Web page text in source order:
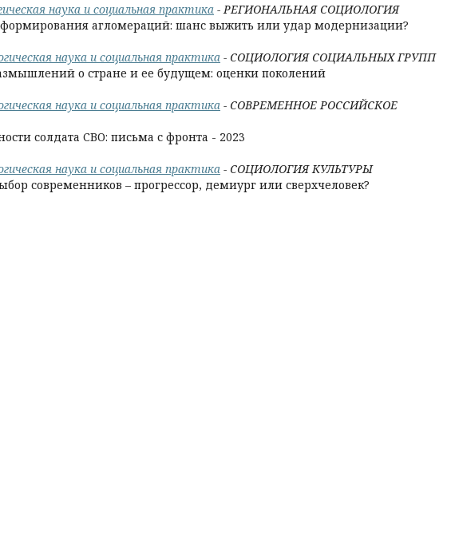
наука и социальная практика - РЕГИОНАЛЬНАЯ СОЦИОЛОГИЯ
агломераций: шанс выжить или удар модернизации?
наука и социальная практика - СОЦИОЛОГИЯ СОЦИАЛЬНЫХ ГРУПП
о стране и ее будущем: оценки поколений
наука и социальная практика - СОВРЕМЕННОЕ РОССИЙСКОЕ
солдата СВО: письма с фронта - 2023
наука и социальная практика - СОЦИОЛОГИЯ КУЛЬТУРЫ
современников – прогрессор, демиург или сверхчеловек?